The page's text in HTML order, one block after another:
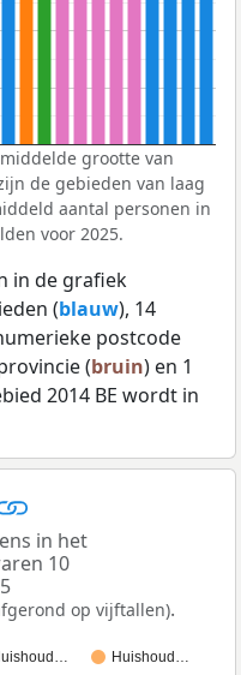
grootte van
de gebieden van laag
aantal personen in
voor 2025.
in de grafiek
(blauw), 14
postcode
(bruin) en 1
2014 BE wordt in
in het
10
op vijftallen).
Huishoud…